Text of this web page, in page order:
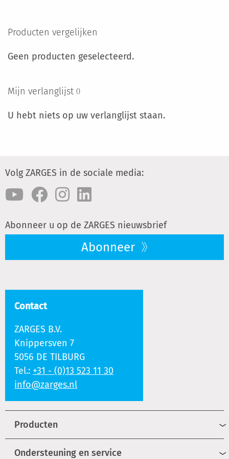
Producten vergelijken
Geen producten geselecteerd.
Mijn verlanglijst
U hebt niets op uw verlanglijst staan.
Volg ZARGES in de sociale media:
Abonneer u op de ZARGES nieuwsbrief
Abonneer
Contact
ZARGES B.V.
Knippersven 7
5056 DE TILBURG
Tel.: +31 - (0)13 523 11 30
info@zarges.nl
Producten
Ondersteuning en service